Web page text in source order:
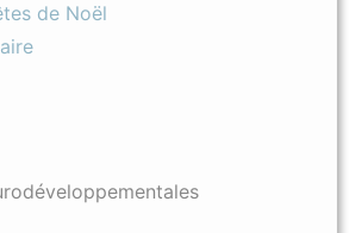
de Noël